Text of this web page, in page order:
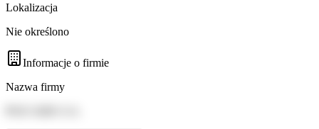
Lokalizacja
Nie określono
Informacje o firmie
Nazwa firmy